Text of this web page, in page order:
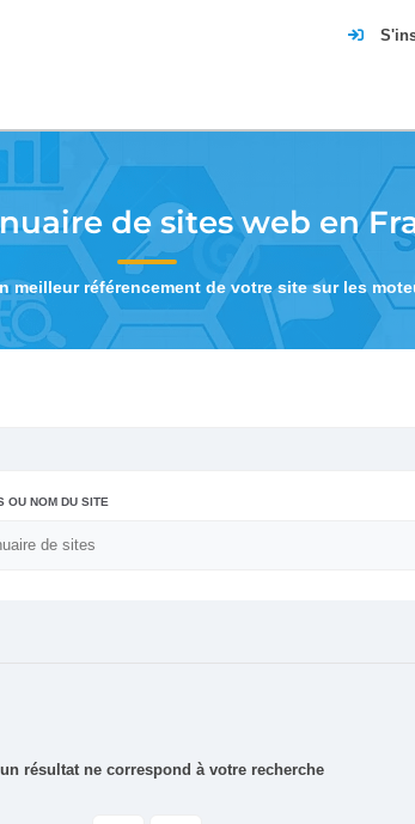
de sites web en
meilleur référencement de votre site sur les
OU NOM DU SITE
résultat ne correspond à votre recherche